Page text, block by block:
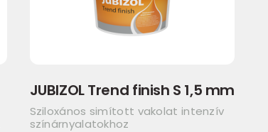
JUBIZOL Trend finish S 1,5 mm
Sziloxános simított vakolat intenzív
színárnyalatokhoz